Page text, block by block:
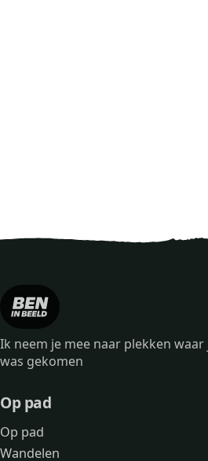
Ik neem je mee naar plekken
was gekomen
Op pad
Op pad
Wandelen